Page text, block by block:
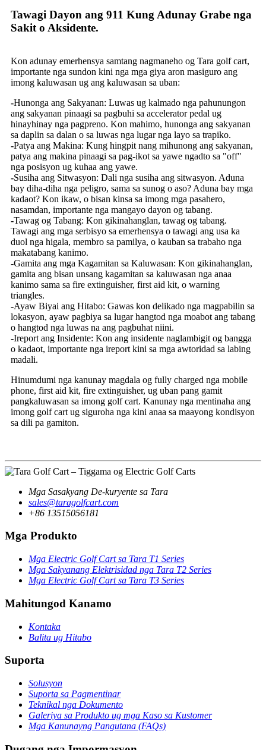
Tawagi Dayon ang 911 Kung Adunay Grabe nga
Sakit o Aksidente.
Kon adunay emerhensya samtang nagmaneho og Tara golf cart,
importante nga sundon kini nga mga giya aron masiguro ang
imong kaluwasan ug ang kaluwasan sa uban:
-Hunonga ang Sakyanan: Luwas ug kalmado nga pahunungon
ang sakyanan pinaagi sa pagbuhi sa accelerator pedal ug
hinayhinay nga pagpreno. Kon mahimo, hunonga ang sakyanan
sa daplin sa dalan o sa luwas nga lugar nga layo sa trapiko.
-Patya ang Makina: Kung hingpit nang mihunong ang sakyanan,
patya ang makina pinaagi sa pag-ikot sa yawe ngadto sa "off"
nga posisyon ug kuhaa ang yawe.
-Susiha ang Sitwasyon: Dali nga susiha ang sitwasyon. Aduna
bay diha-diha nga peligro, sama sa sunog o aso? Aduna bay mga
kadaot? Kon ikaw, o bisan kinsa sa imong mga pasahero,
nasamdan, importante nga mangayo dayon og tabang.
-Tawag og Tabang: Kon gikinahanglan, tawag og tabang.
Tawagi ang mga serbisyo sa emerhensya o tawagi ang usa ka
duol nga higala, membro sa pamilya, o kauban sa trabaho nga
makatabang kanimo.
-Gamita ang mga Kagamitan sa Kaluwasan: Kon gikinahanglan,
gamita ang bisan unsang kagamitan sa kaluwasan nga anaa
kanimo sama sa fire extinguisher, first aid kit, o warning
triangles.
-Ayaw Biyai ang Hitabo: Gawas kon delikado nga magpabilin sa
lokasyon, ayaw pagbiya sa lugar hangtod nga moabot ang tabang
o hangtod nga luwas na ang pagbuhat niini.
-Ireport ang Insidente: Kon ang insidente naglambigit og bangga
o kadaot, importante nga ireport kini sa mga awtoridad sa labing
madali.
Hinumdumi nga kanunay magdala og fully charged nga mobile
phone, first aid kit, fire extinguisher, ug uban pang gamit
pangkaluwasan sa imong golf cart. Kanunay nga mentinaha ang
imong golf cart ug siguroha nga kini anaa sa maayong kondisyon
sa dili pa gamiton.
Mga Sasakyang De-kuryente sa Tara
sales@taragolfcart.com
+86 13515056181
Mga Produkto
Mga Electric Golf Cart sa Tara T1 Series
Mga Sakyanang Elektrisidad nga Tara T2 Series
Mga Electric Golf Cart sa Tara T3 Series
Mahitungod Kanamo
Kontaka
Balita ug Hitabo
Suporta
Solusyon
Suporta sa Pagmentinar
Teknikal nga Dokumento
Galeriya sa Produkto ug mga Kaso sa Kustomer
Mga Kanunayng Pangutana (FAQs)